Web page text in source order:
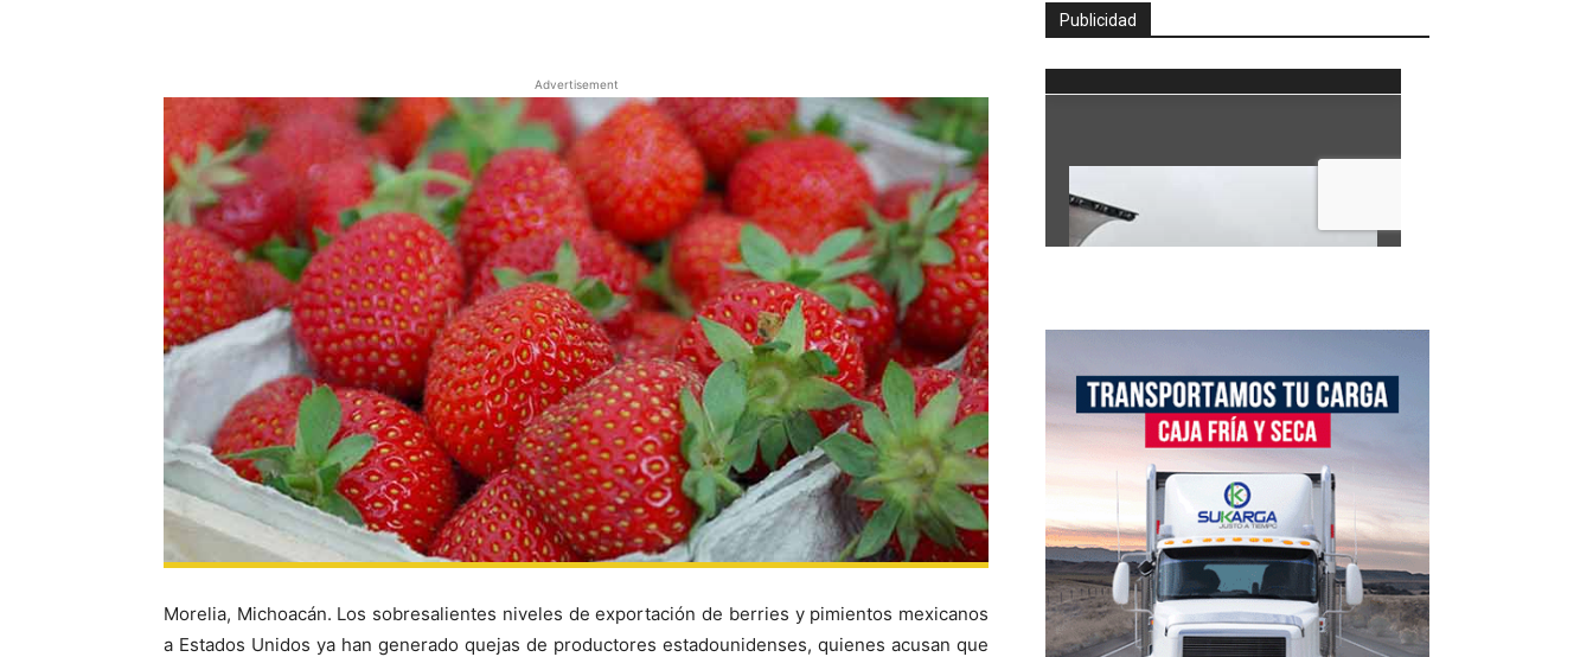
Advertisement
Morelia, Michoacán. Los sobresalientes niveles de exportación de berries y pimientos mexicanos
a Estados Unidos ya han generado quejas de productores estadounidenses, quienes acusan que
Publicidad